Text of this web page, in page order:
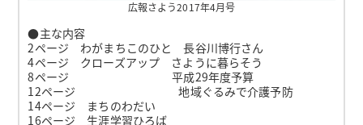
広報さよう2017年4月号
●主な内容
2ページ わがまちこのひと 長谷川博行さん
4ページ クローズアップ さように暮らそう
8ページ 平成29年度予算
12ページ 地域ぐるみで介護予防
14ページ まちのわだい
16ページ 生涯学習ひろば